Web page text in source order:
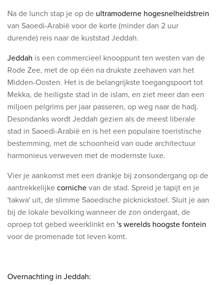
Na de lunch stap je op de ultramoderne hogesnelheidstrein
van Saoedi-Arabië voor de korte (minder dan 2 uur
durende) reis naar de kuststad Jeddah.
Jeddah is een commercieel knooppunt ten westen van de
Rode Zee, met de op één na drukste zeehaven van het
Midden-Oosten. Het is de belangrijkste toegangspoort tot
Mekka, de heiligste stad in de islam, en ziet meer dan een
miljoen pelgrims per jaar passeren, op weg naar de hadj.
Desondanks wordt Jeddah gezien als de meest liberale
stad in Saoedi-Arabië en is het een populaire toeristische
bestemming, met de schoonheid van oude architectuur
harmonieus verweven met de modernste luxe.
Vier je aankomst met een drankje bij zonsondergang op de
aantrekkelijkecornichevan de stad. Spreid je tapijt en je
'takwa' uit, de slimme Saoedische picknickstoel. Sluit je aan
bij de lokale bevolking wanneer de zon ondergaat, de
oproep tot gebed weerklinkt en 's werelds hoogstefontein
voor de promenade tot leven komt.
Overnachting in Jeddah: